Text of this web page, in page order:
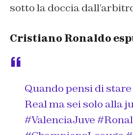
sotto la doccia
Cristiano Ronaldo
Quando pensi di
Real ma sei solo alla
#ValenciaJuve